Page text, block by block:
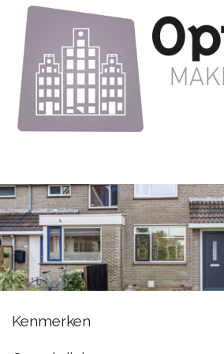
Wieken
Kenmerken